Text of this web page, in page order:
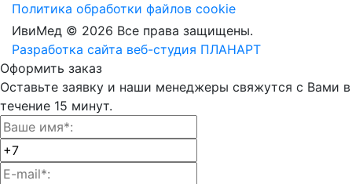
Политика обработки файлов cookie
ИвиМед © 2026 Все права защищены.
Разработка сайта веб-студия ПЛАНАРТ
Оформить заказ
Оставьте заявку и наши менеджеры свяжутся с Вами в
течение 15 минут.